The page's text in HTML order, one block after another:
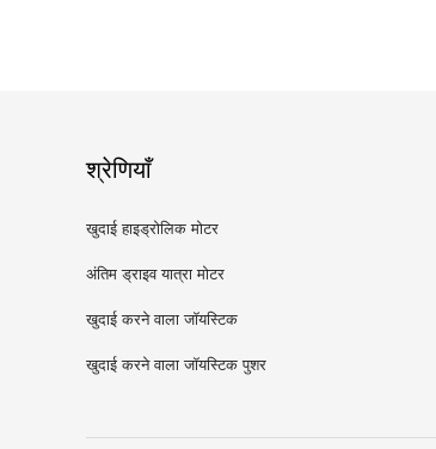
श्रेणियाँ
खुदाई हाइड्रोलिक मोटर
अंतिम ड्राइव यात्रा मोटर
खुदाई करने वाला जॉयस्टिक
खुदाई करने वाला जॉयस्टिक पुशर